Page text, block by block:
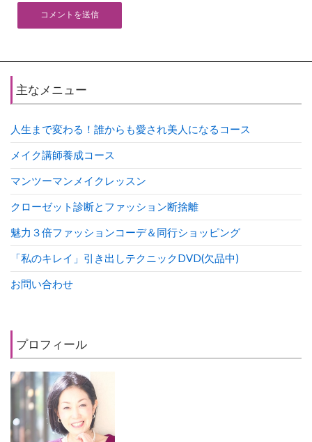
主なメニュー
人生まで変わる！誰からも愛され美人になるコース
メイク講師養成コース
マンツーマンメイクレッスン
クローゼット診断とファッション断捨離
魅力３倍ファッションコーデ＆同行ショッピング
「私のキレイ」引き出しテクニックDVD(欠品中)
お問い合わせ
プロフィール